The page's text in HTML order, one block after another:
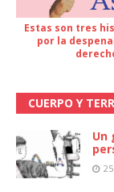
Estas son tres
por la
CUERPO Y
Un